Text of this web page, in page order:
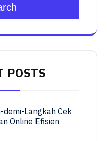
POSTS
demi-Langkah Cek
Online Efisien